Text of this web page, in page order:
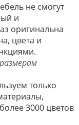
не смогут
и
оригинальна
цвета и
только
3000 цветов